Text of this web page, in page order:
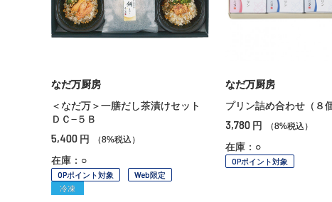
なだ万厨房
＜なだ万＞一膳だし茶漬けセット
ＤＣ−５Ｂ
5,400 円 （8%税込）
在庫：○
OPポイント対象
Web限定
冷凍
なだ万厨房
プリン詰め合わせ（８個
3,780 円 （8%税込）
在庫：○
OPポイント対象